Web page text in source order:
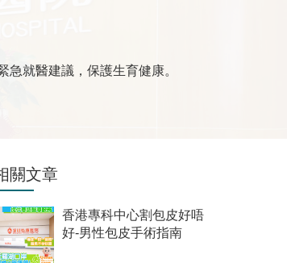
就醫建議，保護生育健康。
關文章
香港專科中心割包皮好唔
好-男性包皮手術指南